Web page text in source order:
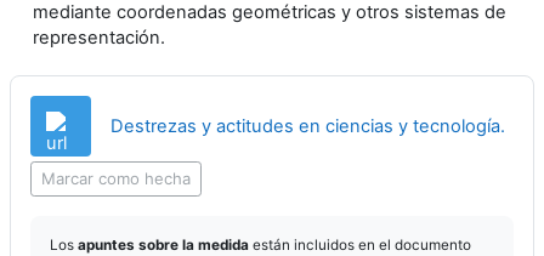
mediante coordenadas geométricas y otros sistemas de
representación.
Destrezas y actitudes en ciencias y tecnología.
Marcar como hecha
Los apuntes sobre la medida están incluidos en el documento